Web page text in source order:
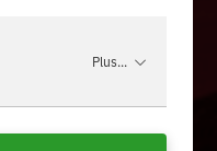
Plus...